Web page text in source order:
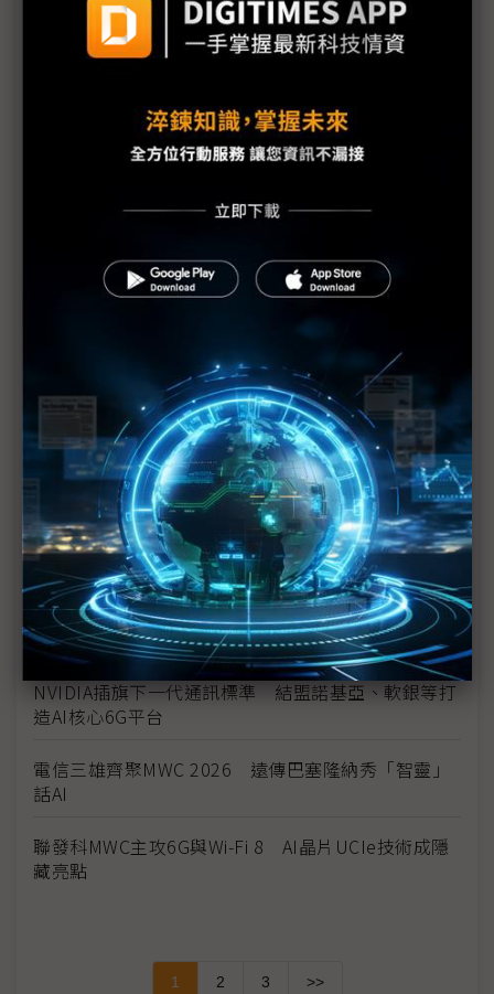
中華電信與諾基亞簽署MOU 深化次世代通訊網路布
神盾MWC集團全出擊 衛星通訊、無人機系統整合成
高通MWC 2026為6G世代鋪路 發表X105基頻平台、
行動AI生態擴及汽車、機器人 loT應用成MWC主旋
記憶體短缺衝擊手機市場 中國廠MWC轉向AI突圍
AI手機定義再革新 榮耀Robot Phone導入具身智慧
光寶整合NVIDIA AI Aerial與生態系夥伴 亮相MWC
2026加速AI RAN商用化
稜研科技MWC展毫米波相位陣列布局 聚焦多軌衛星
通訊
雲達攜諾基亞、NVIDIA打造AI-RAN架構 助電信商邁
向AI原生
NVIDIA插旗下一代通訊標準 結盟諾基亞、軟銀等打
造AI核心6G平台
電信三雄齊聚MWC 2026 遠傳巴塞隆納秀「智靈」
話AI
聯發科MWC主攻6G與Wi-Fi 8 AI晶片UCIe技術成隱
藏亮點
1 2 3 >>